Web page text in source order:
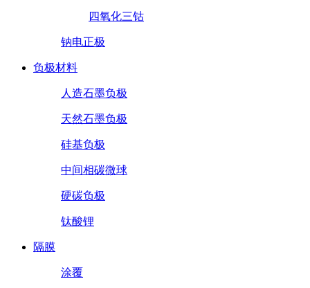
四氧化三钴
钠电正极
负极材料
人造石墨负极
天然石墨负极
硅基负极
中间相碳微球
硬碳负极
钛酸锂
隔膜
涂覆